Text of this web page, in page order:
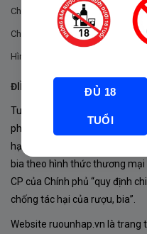
Chính sách đổi trả
Chính sách mua hàng
Hình thức thanh toán
ĐIỀU KHOẢN VÀ CHÍNH SÁCH
Tuân thủ Nghị định 105/2017/
phủ về sản xuất, kinh doanh
hại của rượu, bia” số 44/
bia theo hình thức thương
CP của Chính phủ “quy định
chống tác hại của rượu, bia”.
Website ruounhap.vn là trang
ĐỦ 18
TUỔI